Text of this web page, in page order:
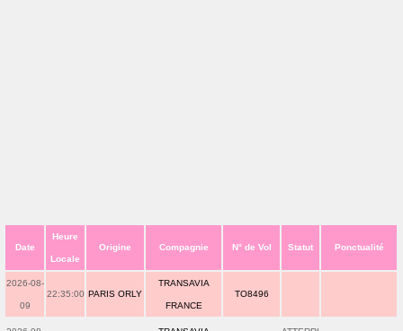
Date
Heure
Locale
Origine Compagnie N° de Vol Statut Ponctualité
2026-08-
09
22:35:00 PARIS ORLY
TRANSAVIA
FRANCE
TO8496